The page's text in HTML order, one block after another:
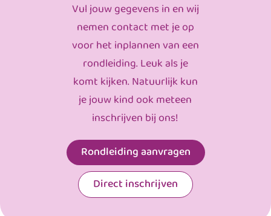
Vul jouw gegevens in en wij
nemen contact met je op
voor het inplannen van een
rondleiding. Leuk als je
komt kijken. Natuurlijk kun
je jouw kind ook meteen
inschrijven bij ons!
Rondleiding aanvragen
Direct inschrijven